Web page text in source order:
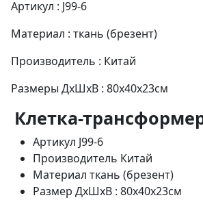
Артикул : J99-6
Материал : ткань (брезент)
Производитель : Китай
Размеры ДхШхВ : 80х40х23см
Клетка-
Артикул J99-6
Производитель Китай
Материал ткань (брезент)
Размер ДхШхВ : 80х40х23см